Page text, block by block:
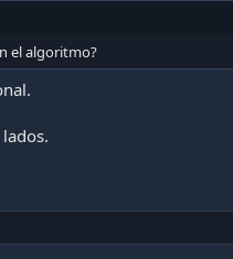
el algoritmo?